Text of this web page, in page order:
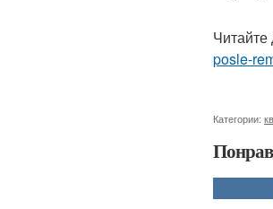
posle-
Категории: